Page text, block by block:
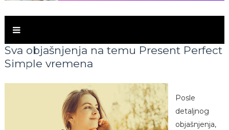
Sva objašnjenja na temu Present Perfect
Simple vremena
Posle
detaljnog
objašnjenja,